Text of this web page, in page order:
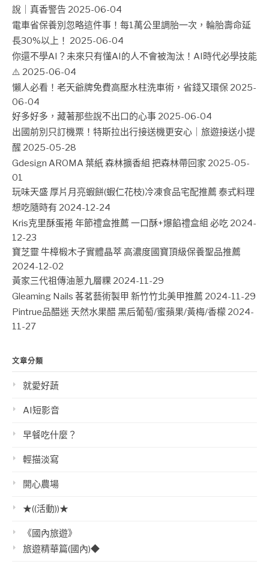
說｜真香警告 2025-06-04
電車省保養別忽略這件事！每1萬公里調胎一次，輪胎壽命延
長30%以上！ 2025-06-04
你還不學AI？未來只有懂AI的人不會被淘汰！AI時代必學技能
⚠️ 2025-06-04
懶人必看！老天爺牌免費高壓水柱洗車術，省錢又環保 2025-
06-04
好多好多，藏著那些說不出口的心事 2025-06-04
出國前別只訂機票！特斯拉出行接送機更安心｜旅遊接送小提
醒 2025-05-28
Gdesign AROMA 葉紙 森林擴香組 把森林帶回家 2025-05-
01
玩味天盛 厚片月亮蝦餅(蝦仁花枝)冷凍食品宅配推薦 泰式料理
想吃隨時有 2024-12-24
Kris克里酥蛋捲 年節禮盒推薦 一口酥+爆餡禮盒組 必吃 2024-
12-23
寶芝靈 牛樟椴木子實體晶萃 高濃度國寶頂級保養聖品推薦
2024-12-02
黃家三代祖傳油蔥九層粿 2024-11-29
Gleaming Nails 茖茗藝術製甲 新竹竹北美甲推薦 2024-11-29
Pintrue品醋迷 天然水果醋 黑后葡萄/蜜蘋果/黃梅/香檬 2024-
11-27
文章分類
就愛好蔬
AI短影音
早餐吃什麼？
輕描淡寫
開心農場
★((活動))★
《國內旅遊》
旅遊精華篇(國內)◆